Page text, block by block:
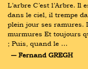
L’arbre C’est l’Arbre.
dans le ciel, il trempe
plein jour ses ramures.
murmures Et toujours
; Puis, quand le …
― Fernand GREGH